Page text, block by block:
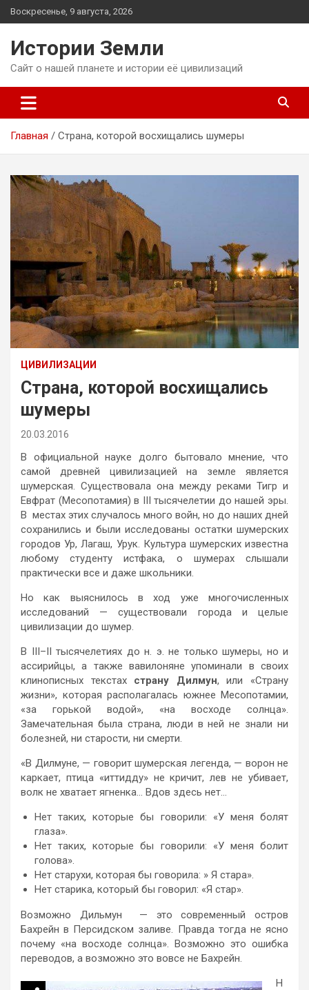
Перейти
к
Воскресенье, 9 августа, 2026
Истории Земли
Сайт о нашей планете и истории её цивилизаций
Главная Страна, которой восхищались шумеры
ЦИВИЛИЗАЦИИ
Страна, которой восхищались
шумеры
20.03.2016
В официальной науке долго бытовало мнение, что
самой древней цивилизацией на земле является
шумерская. Существовала она между реками Тигр и
Евфрат (Месопотамия) в III тысячелетии до нашей эры.
В местах этих случалось много войн, но до наших дней
сохранились и были исследованы остатки шумерских
городов Ур, Лагаш, Урук. Культура шумерских известна
любому студенту истфака, о шумерах слышали
практически все и даже школьники.
Но как выяснилось в ход уже многочисленных
исследований — существовали города и целые
цивилизации до шумер.
В III–II тысячелетиях до н. э. не только шумеры, но и
ассирийцы, а также вавилоняне упоминали в своих
клинописных текстах страну Дилмун, или «Страну
жизни», которая располагалась южнее Месопотамии,
«за горькой водой», «на восходе солнца».
Замечательная была страна, люди в ней не знали ни
болезней, ни старости, ни смерти.
«В Дилмуне, — говорит шумерская легенда, — ворон не
каркает, птица «иттидду» не кричит, лев не убивает,
волк не хватает ягненка… Вдов здесь нет…
Нет таких, которые бы говорили: «У меня болят
глаза».
Нет таких, которые бы говорили: «У меня болит
голова».
Нет старухи, которая бы говорила: » Я стара».
Нет старика, который бы говорил: «Я стар».
Возможно Дильмун — это современный остров
Бахрейн в Персидском заливе. Правда тогда не ясно
почему «на восходе солнца». Возможно это ошибка
переводов, а возможно это вовсе не Бахрейн.
Н